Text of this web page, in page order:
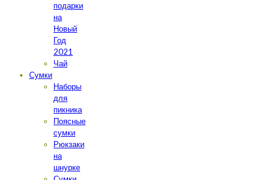
подарки
на
Новый
Год
2021
Чай
Сумки
Наборы
для
пикника
Поясные
сумки
Рюкзаки
на
шнурке